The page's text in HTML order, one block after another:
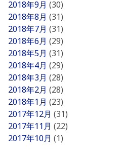
2018年9月 (30)
2018年8月 (31)
2018年7月 (31)
2018年6月 (29)
2018年5月 (31)
2018年4月 (29)
2018年3月 (28)
2018年2月 (28)
2018年1月 (23)
2017年12月 (31)
2017年11月 (22)
2017年10月 (1)